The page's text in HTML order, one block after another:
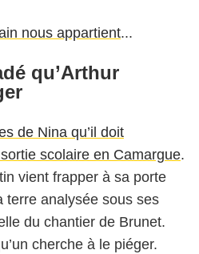
nous appartient...
qu’Arthur
de Nina qu’il doit
scolaire en Camargue.
vient frapper à sa porte
terre analysée sous ses
du chantier de Brunet.
cherche à le piéger.